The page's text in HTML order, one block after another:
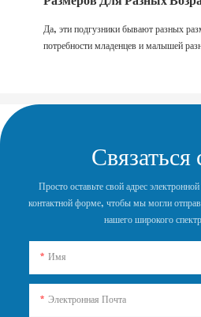
Да, эти подгузники бывают разных
потребности младенцев и малышей
Просто оставьте свой адрес
контактной форме, чтобы мы могли
нашего широкого
Имя
Электронная Почта